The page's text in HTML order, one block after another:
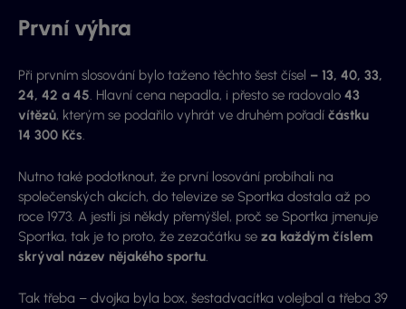
První výhra
Při prvním slosování bylo taženo těchto šest čísel – 13, 40, 33,
24, 42 a 45. Hlavní cena nepadla, i přesto se radovalo 43
vítězů, kterým se podařilo vyhrát ve druhém pořadí částku
14 300 Kčs.
Nutno také podotknout, že první losování probíhali na
společenských akcích, do televize se Sportka dostala až po
roce 1973. A jestli jsi někdy přemýšlel, proč se Sportka jmenuje
Sportka, tak je to proto, že zezačátku se za každým číslem
skrýval název nějakého sportu.
Tak třeba – dvojka byla box, šestadvacítka volejbal a třeba 39